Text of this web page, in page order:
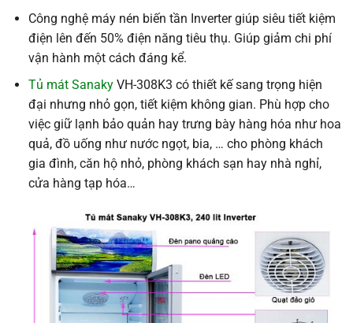
Công nghệ máy nén biến tần Inverter giúp siêu tiết kiệm
điện lên đến 50% điện năng tiêu thụ. Giúp giảm chi phí
vận hành một cách đáng kể.
Tủ mát SanakyVH-308K3 có thiết kế sang trọng hiện
đại nhưng nhỏ gọn, tiết kiệm không gian. Phù hợp cho
việc giữ lạnh bảo quản hay trưng bày hàng hóa như hoa
quả, đồ uống như nước ngọt, bia, … cho phòng khách
gia đình, căn hộ nhỏ, phòng khách sạn hay nhà nghỉ,
cửa hàng tạp hóa…